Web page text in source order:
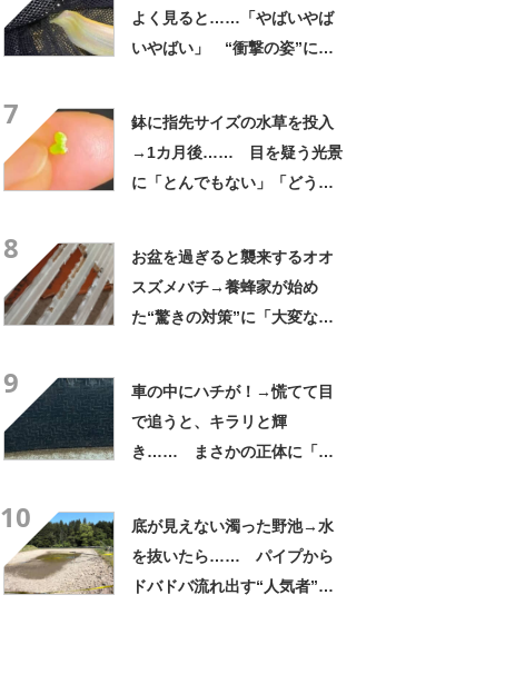
よく見ると……「やばいやば
いやばい」 “衝撃の姿”に
7
鉢に指先サイズの水草を投入
→1カ月後…… 目を疑う光景
に「とんでもない」「どうし
8
お盆を過ぎると襲来するオオ
スズメバチ→養蜂家が始め
た“驚きの対策”に「大変な作
9
車の中にハチが！→慌てて目
で追うと、キラリと輝
き…… まさかの正体に「初
10
底が見えない濁った野池→水
を抜いたら…… パイプから
ドバドバ流れ出す“人気者”に